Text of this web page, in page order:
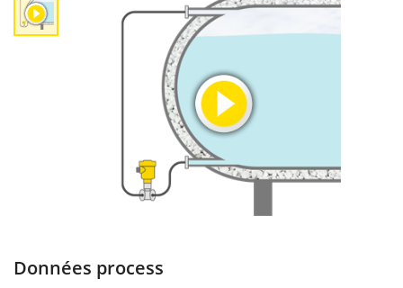
Données process